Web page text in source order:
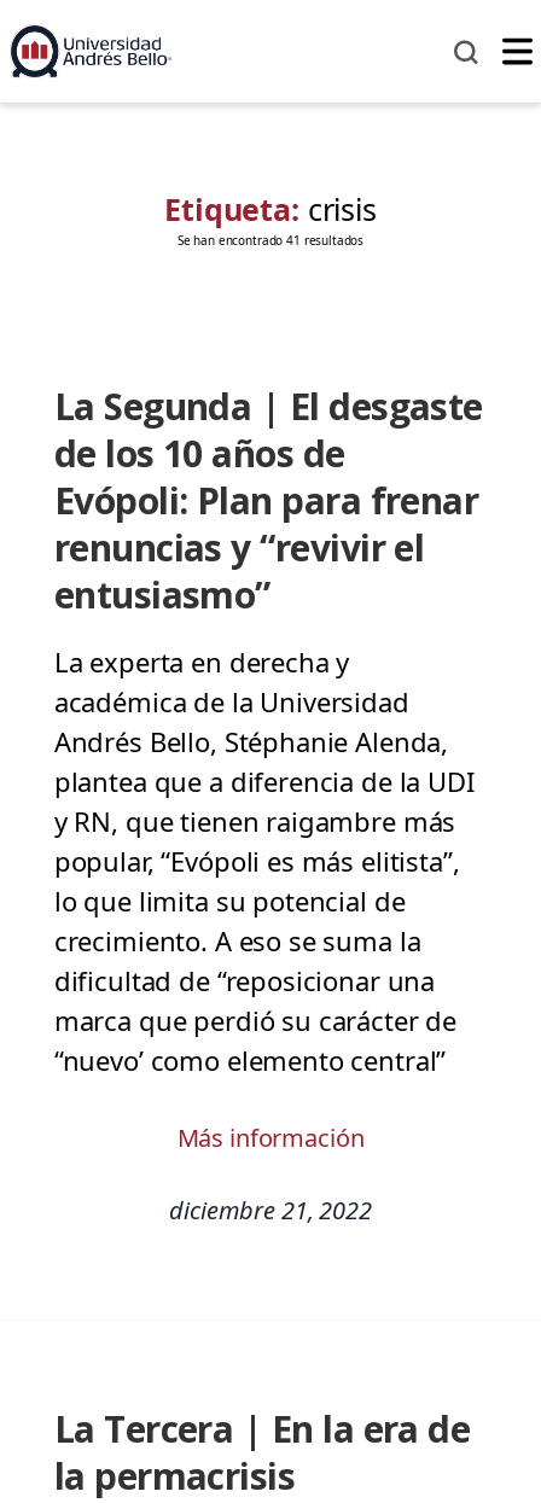
Etiqueta: crisis
Se han encontrado 41 resultados
La Segunda | El desgaste
de los 10 años de
Evópoli: Plan para frenar
renuncias y “revivir el
entusiasmo”
La experta en derecha y
académica de la Universidad
Andrés Bello, Stéphanie Alenda,
plantea que a diferencia de la UDI
y RN, que tienen raigambre más
popular, “Evópoli es más elitista”,
lo que limita su potencial de
crecimiento. A eso se suma la
dificultad de “reposicionar una
marca que perdió su carácter de
“nuevo’ como elemento central”
Más información
diciembre 21, 2022
La Tercera | En la era de
la permacrisis